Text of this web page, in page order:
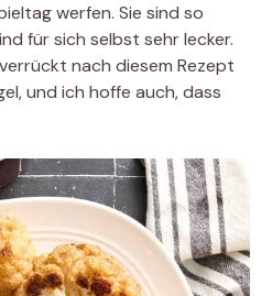
werfen. Sie sind so
für sich selbst sehr lecker.
nach diesem Rezept
und ich hoffe auch, dass